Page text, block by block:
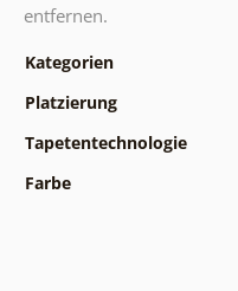
entfernen.
Kategorien
Platzierung
Tapetentechnologie
Farbe